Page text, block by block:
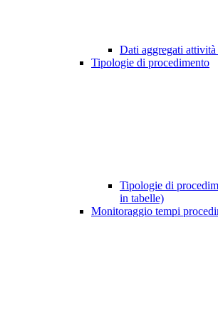
Dati aggregati
Tipologie di procedimento
Tipologie di
in tabelle)
Monitoraggio tempi